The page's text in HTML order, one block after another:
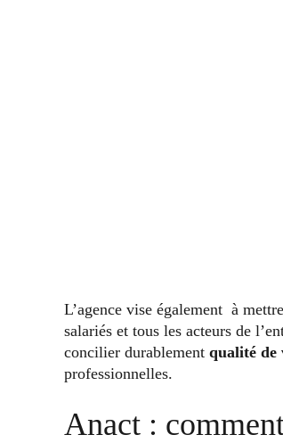
L’agence vise également à
salariés et tous les acteurs de
concilier durablement qualité de
professionnelles.
Anact :